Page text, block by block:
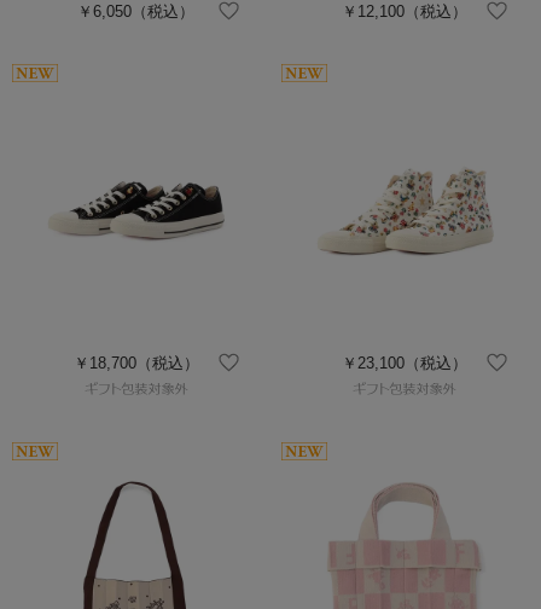
￥6,050 （税込） ￥12,100 （税込）
￥18,700（税込） ￥23,100 （税込）